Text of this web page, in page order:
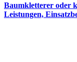
Baumkletterer oder
Leistungen,